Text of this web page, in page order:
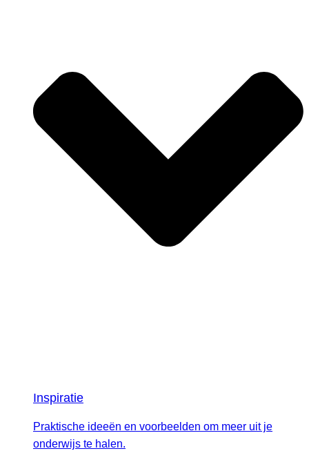
Inspiratie
Praktische ideeën en voorbeelden om meer uit je
onderwijs te halen.